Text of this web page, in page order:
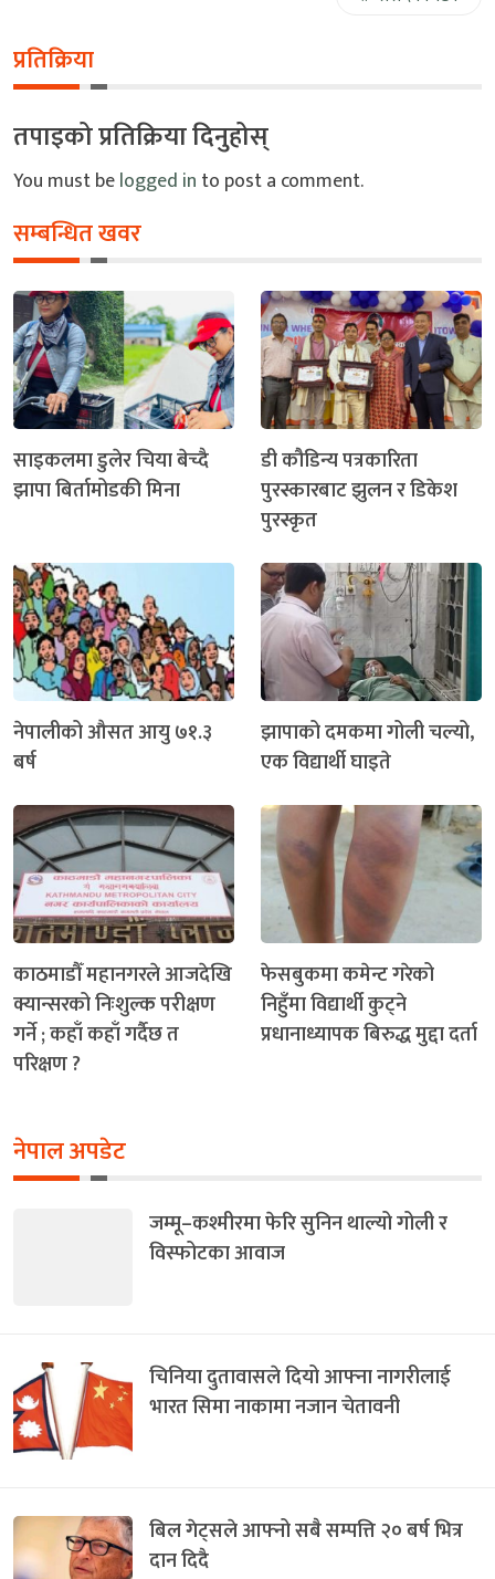
प्रतिक्रिया
तपाइको प्रतिक्रिया दिनुहोस्
You must belogged in to post a comment.
सम्बन्धित खवर
साइकलमा डुलेर चिया बेच्दै
झापा बिर्तामोडकी मिना
डी कौडिन्य पत्रकारिता
पुरस्कारबाट झुलन र डिकेश
पुरस्कृत
नेपालीको औसत आयु ७१.३
बर्ष
झापाको दमकमा गोली चल्यो,
एक विद्यार्थी घाइते
काठमाडौँ महानगरले आजदेखि
क्यान्सरको निःशुल्क परीक्षण
गर्ने ; कहाँ कहाँ गर्दैछ त
परिक्षण ?
फेसबुकमा कमेन्ट गरेको
निहुँमा विद्यार्थी कुट्ने
प्रधानाध्यापक बिरुद्ध मुद्दा दर्ता
नेपाल अपडेट
जम्मू–कश्मीरमा फेरि सुनिन थाल्यो गोली र
विस्फोटका आवाज
चिनिया दुतावासले दियो आफ्ना नागरीलाई
भारत सिमा नाकामा नजान चेतावनी
बिल गेट्सले आफ्नो सबै सम्पत्ति २० बर्ष भित्र
दान दिदै